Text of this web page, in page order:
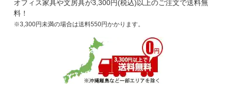
オフィス家具や文房具が3,300円(税込)以上のご注文で送料無
料！
※3,300円未満の場合は送料550円かかります。